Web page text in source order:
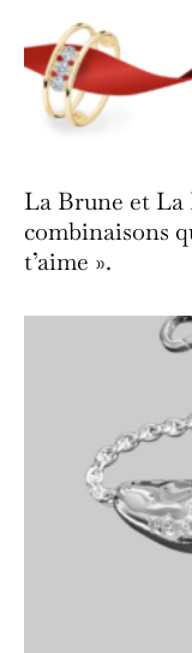
La Brune et La
combinaisons
t’aime ».